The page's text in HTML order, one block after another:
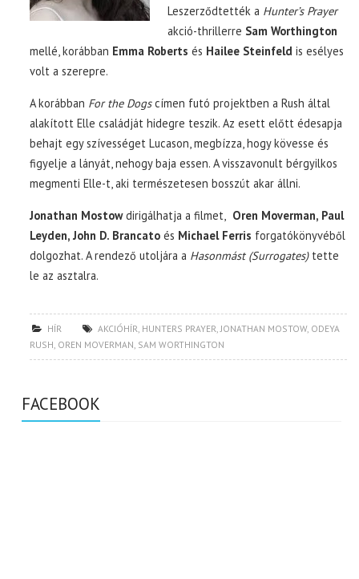
Leszerződtették a Hunter’s Prayer
akció-thrillerre Sam Worthington
mellé, korábban Emma Roberts és Hailee Steinfeld is esélyes
volt a szerepre.
A korábban For the Dogscímen futó projektben a Rush által
alakított Elle családját hidegre teszik. Az esett előtt édesapja
behajt egy szívességet Lucason, megbízza, hogy kövesse és
figyelje a lányát, nehogy baja essen. A visszavonult bérgyilkos
megmenti Elle-t, aki természetesen bosszút akar állni.
Jonathan Mostowdirigálhatja a filmet, Oren Moverman, Paul
Leyden, John D. Brancato és Michael Ferris forgatókönyvéből
dolgozhat. A rendező utoljára a Hasonmást (Surrogates)tette
le az asztalra.
HÍR AKCIÓHÍR, HUNTERS PRAYER,JONATHAN MOSTOW, ODEYA
RUSH, OREN MOVERMAN, SAM WORTHINGTON
FACEBOOK